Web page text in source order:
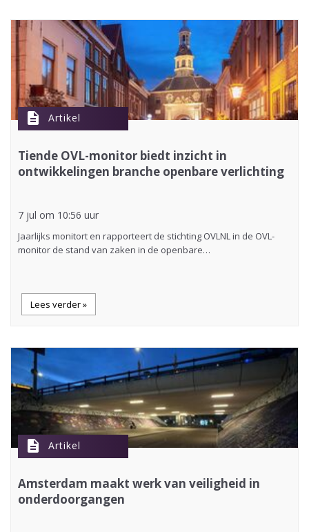
description Artikel
Tiende OVL-monitor biedt inzicht in
ontwikkelingen branche openbare verlichting
7 jul om 10:56 uur
Jaarlijks monitort en rapporteert de stichting OVLNL in de OVL-
monitor de stand van zaken in de openbare…
Lees verder »
description Artikel
Amsterdam maakt werk van veiligheid in
onderdoorgangen